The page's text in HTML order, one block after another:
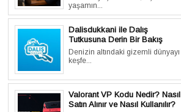
yaşamın...
Dalisdukkani ile Dalış
Tutkusuna Derin Bir Bakış
Denizin altındaki gizemli dünyayı
keşfe...
Valorant VP Kodu Nedir? Nasıl
Satın Alınır ve Nasıl Kullanılır?